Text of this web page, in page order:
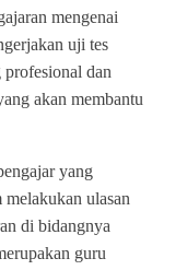
mengenai
uji tes
dan
akan membantu
yang
melakukan ulasan
di bidangnya
guru